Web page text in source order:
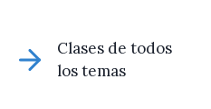
Clases de todos
los temas